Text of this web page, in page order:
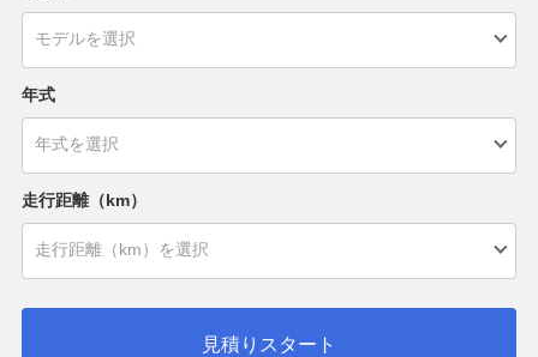
年式
走行距離（km）
見積りスタート